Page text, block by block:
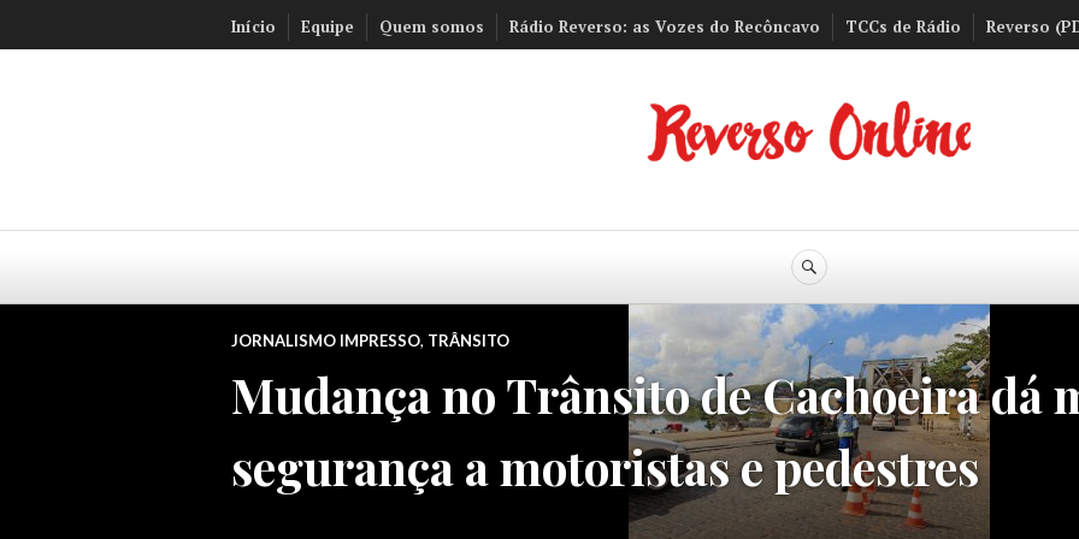
para
Início Equipe Quem somos Rádio Reverso: as Vozes do Recôncavo TCCs de Rádio Reverso
Reverso
BUSCA
JORNALISMO IMPRESSO, TRÂNSITO
Mudança no Trânsito de Cachoeira dá
segurança a motoristas e pedestres